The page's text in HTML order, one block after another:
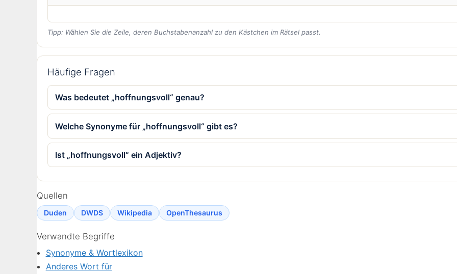
Tipp: Wählen Sie die Zeile, deren Buchstabenanzahl zu den Kästchen im Rätsel passt.
Häufige Fragen
Was bedeutet „hoffnungsvoll“ genau?
Welche Synonyme für „hoffnungsvoll“ gibt es?
Ist „hoffnungsvoll“ ein Adjektiv?
Quellen
Duden DWDS Wikipedia OpenThesaurus
Verwandte Begriffe
Synonyme & Wortlexikon
Anderes Wort für